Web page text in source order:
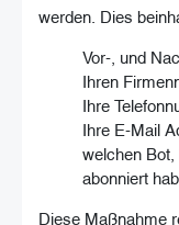
werden. Dies
Vor-, und
Ihren
Ihre
Ihre E-Mail
welchen Bot,
abonniert
Diese Maßnahme